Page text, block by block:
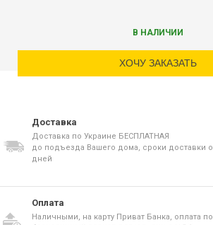
В НАЛИЧИИ
ХОЧУ ЗАКАЗАТЬ
Доставка
Доставка по Украине БЕСПЛАТНАЯ
до подъезда Вашего дома, сроки доставки
дней
Оплата
Наличными, на карту Приват Банка, оплата